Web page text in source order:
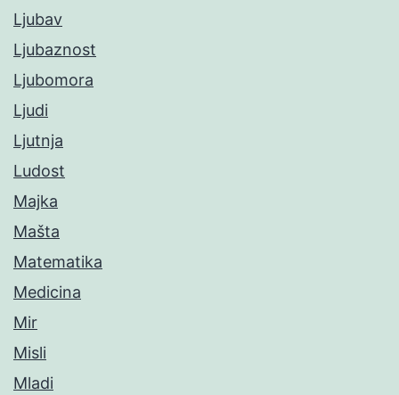
Ljubav
Ljubaznost
Ljubomora
Ljudi
Ljutnja
Ludost
Majka
Mašta
Matematika
Medicina
Mir
Misli
Mladi